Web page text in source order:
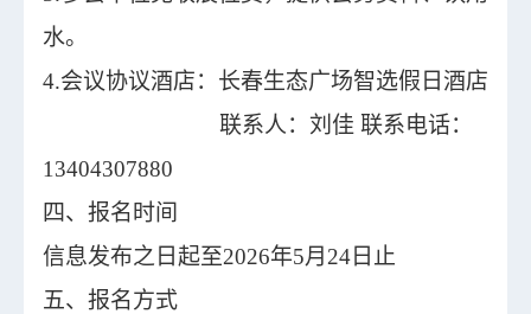
水。
4.会议协议酒店：长春生态广场智选假日酒店
联系人：刘佳 联系电话：
13404307880
四、报名时间
信息发布之日起至2026年5月24日止
五、报名方式